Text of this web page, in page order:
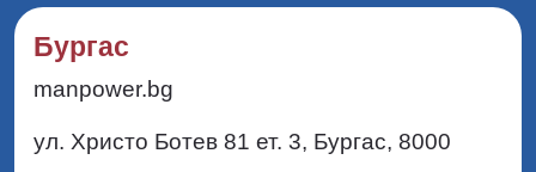
Бургас
manpower.bg
ул. Христо Ботев 81 ет. 3, Бургас, 8000